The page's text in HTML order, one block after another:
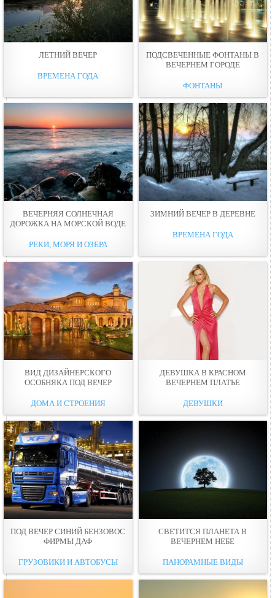
ЛЕТНИЙ ВЕЧЕР
ВРЕМЕНА ГОДА
ПОДСВЕЧЕННЫЕ ФОНТАНЫ В
ВЕЧЕРНЕМ ГОРОДЕ
ФОНТАНЫ
ВЕЧЕРНЯЯ СОЛНЕЧНАЯ
ДОРОЖКА НА МОРСКОЙ ВОДЕ
РЕКИ, МОРЯ И ОЗЕРА
ЗИМНИЙ ВЕЧEР В ДЕРЕВНЕ
ВРЕМЕНА ГОДА
ВИД ДИЗАЙНЕРСКОГО
ОСОБНЯКА ПОД ВЕЧЕР
ДОМА И СТРОЕНИЯ
ДЕВУШКА В КРАСНОМ
ВЕЧЕРНЕМ ПЛАТЬЕ
ДЕВУШКИ
ПОД ВЕЧЕР СИНИЙ БЕНЗОВОС
ФИРМЫ ДАФ
ГРУЗОВИКИ И АВТОБУСЫ
СВЕТИТСЯ ПЛАНЕТА В
ВЕЧЕРНЕМ НЕБЕ
ПАНОРАМНЫЕ ВИДЫ